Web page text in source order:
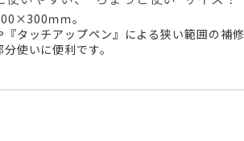
ｍｍ。
『タッチアップペン』による狭い範囲の補
使いに便利です。